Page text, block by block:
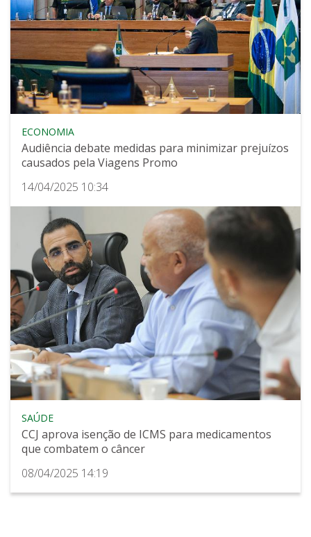
ECONOMIA
Audiência debate medidas para minimizar prejuízos
causados pela Viagens Promo
14/04/2025 10:34
SAÚDE
CCJ aprova isenção de ICMS para medicamentos
que combatem o câncer
08/04/2025 14:19